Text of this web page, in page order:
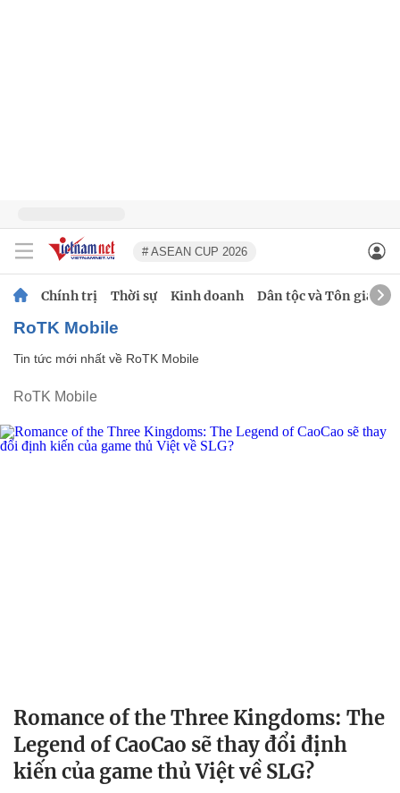
# ASEAN CUP 2026
Chính trị Thời sự Kinh doanh Dân tộc và Tôn giáo
RoTK Mobile
Tin tức mới nhất về RoTK Mobile
RoTK Mobile
Romance of the Three Kingdoms: The
Legend of CaoCao sẽ thay đổi định
kiến của game thủ Việt về SLG?